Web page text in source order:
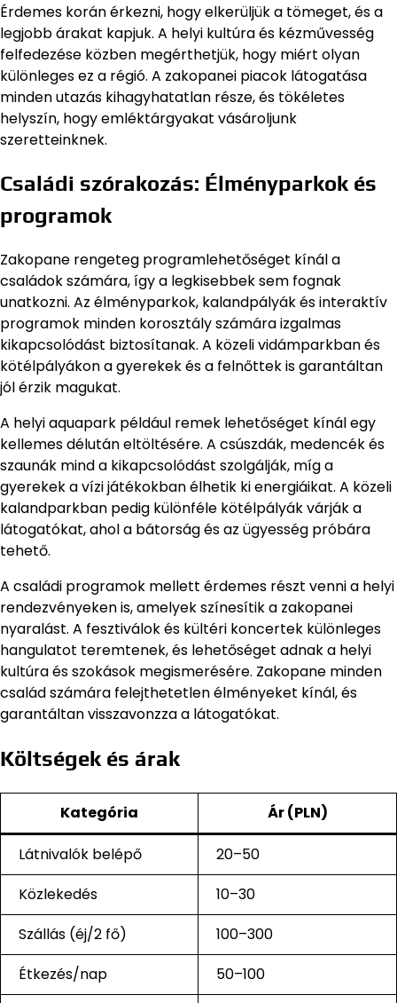
Érdemes korán érkezni, hogy elkerüljük a tömeget, és a
legjobb árakat kapjuk. A helyi kultúra és kézművesség
felfedezése közben megérthetjük, hogy miért olyan
különleges ez a régió. A zakopanei piacok látogatása
minden utazás kihagyhatatlan része, és tökéletes
helyszín, hogy emléktárgyakat vásároljunk
szeretteinknek.
Családi szórakozás: Élményparkok és
programok
Zakopane rengeteg programlehetőséget kínál a
családok számára, így a legkisebbek sem fognak
unatkozni. Az élményparkok, kalandpályák és interaktív
programok minden korosztály számára izgalmas
kikapcsolódást biztosítanak. A közeli vidámparkban és
kötélpályákon a gyerekek és a felnőttek is garantáltan
jól érzik magukat.
A helyi aquapark például remek lehetőséget kínál egy
kellemes délután eltöltésére. A csúszdák, medencék és
szaunák mind a kikapcsolódást szolgálják, míg a
gyerekek a vízi játékokban élhetik ki energiáikat. A közeli
kalandparkban pedig különféle kötélpályák várják a
látogatókat, ahol a bátorság és az ügyesség próbára
tehető.
A családi programok mellett érdemes részt venni a helyi
rendezvényeken is, amelyek színesítik a zakopanei
nyaralást. A fesztiválok és kültéri koncertek különleges
hangulatot teremtenek, és lehetőséget adnak a helyi
kultúra és szokások megismerésére. Zakopane minden
család számára felejthetetlen élményeket kínál, és
garantáltan visszavonzza a látogatókat.
Költségek és árak
Kategória Ár (PLN)
Látnivalók belépő
20–50
Közlekedés
10–30
Szállás (éj/2 fő)
100–300
Étkezés/nap
50–100